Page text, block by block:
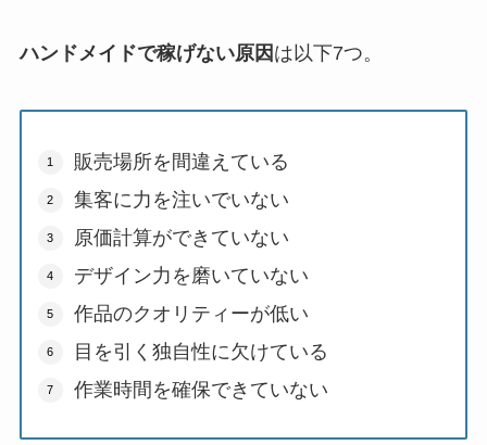
ハンドメイドで稼げない原因 は以下7つ。
販売場所を間違えている
集客に力を注いでいない
原価計算ができていない
デザイン力を磨いていない
作品のクオリティーが低い
目を引く独自性に欠けている
作業時間を確保できていない